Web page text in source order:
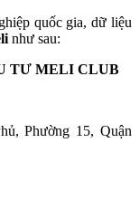
quốc gia, dữ liệu
như sau:
TƯ MELI CLUB
Phường 15, Quận